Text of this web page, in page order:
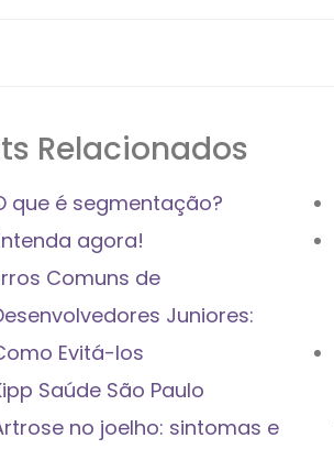
Relacionados
que é segmentação?
agora!
Comuns de
Juniores:
Evitá-los
Saúde São Paulo
no joelho: sintomas e